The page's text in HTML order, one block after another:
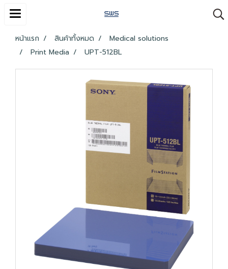
หน้าแรก สินค้าทั้งหมด
Medical solutions
Print Media
UPT-512BL